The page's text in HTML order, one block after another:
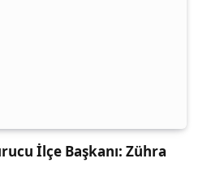
İlçe Başkanı: Zühra